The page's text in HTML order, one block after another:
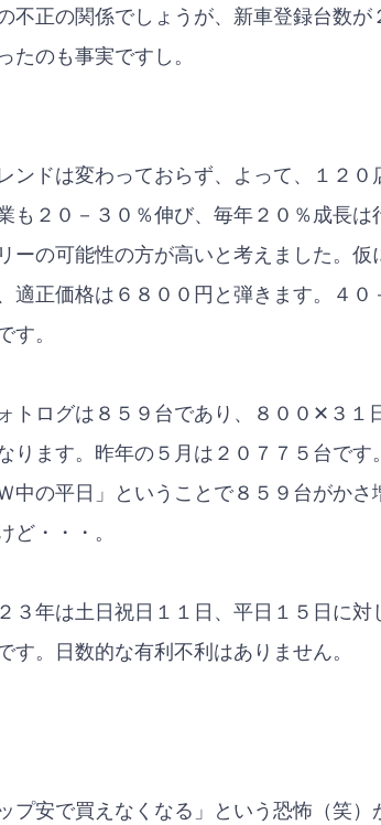
不正の関係でしょうが、新車登録台数が
たのも事実ですし。
ンドは変わっておらず、よって、１２０
も２０－３０％伸び、毎年２０％成長は
ーの可能性の方が高いと考えました。仮
適正価格は６８００円と弾きます。４０
す。
トログは８５９台であり、８００✕３１
ります。昨年の５月は２０７７５台です
中の平日」ということで８５９台がかさ
ど・・・。
３年は土日祝日１１日、平日１５日に対
す。日数的な有利不利はありません。
プ安で買えなくなる」という恐怖（笑）